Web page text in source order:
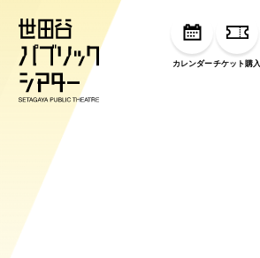
カレンダーチケット購入